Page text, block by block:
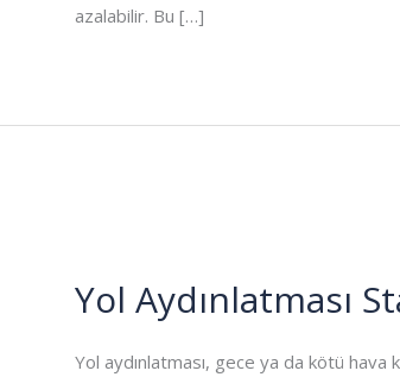
azalabilir. Bu […]
Yol Aydınlatması
Yol aydınlatması, gece ya da kötü hava